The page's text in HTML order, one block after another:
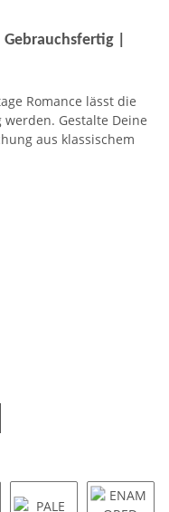
|
Romance lässt die
Gestalte Deine
aus klassischem